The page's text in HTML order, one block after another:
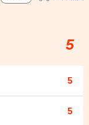
5
5
5